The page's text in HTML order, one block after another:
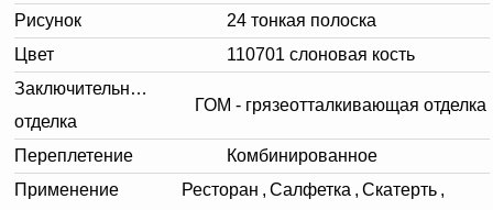
Рисунок
24 тонкая полоска
Цвет
110701 слоновая кость
Заключительная
отделка
ГОМ - грязеотталкивающая отделка
Переплетение
Комбинированное
Применение
Ресторан , Салфетка , Скатерть ,